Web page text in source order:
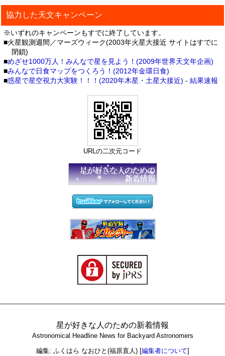
協力した天文キャンペーン
※いずれのキャンペーンもすでに終了しています。
■火星観測週間／マーズウィーク(2003年火星大接近 サイトはすでに
閉鎖)
■めざせ1000万人！みんなで星を見よう！(2009年世界天文年企画)
■みんなで日食マップをつくろう！(2012年金環日食)
■惑星で星空視力大実験！！！(2020年木星・土星大接近) - 結果速報
URLの二次元コード
星が好きな人のための新着情報
Astronomical Headline News for Backyard Astronomers
編集: ふくはら なおひと(福原直人) [編集者について]